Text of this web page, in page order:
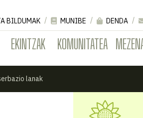
EKINTZAK KOMUNITATEA
BILDUMAK MUNIBE DENDA
lanak